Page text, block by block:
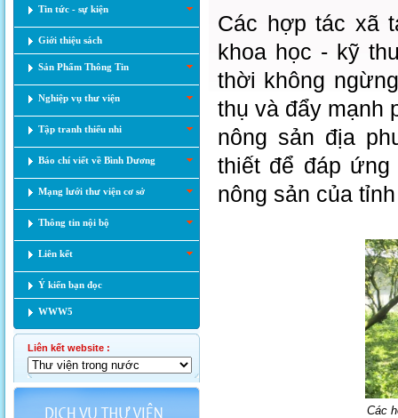
Tin tức - sự kiện
Giới thiệu sách
Sản Phẩm Thông Tin
Nghiệp vụ thư viện
Tập tranh thiếu nhi
Báo chí viết về Bình Dương
Mạng lưới thư viện cơ sở
Thông tin nội bộ
Liên kết
Ý kiến bạn đọc
WWW5
Liên kết website :
Các hợp tác xã
khoa học - kỹ
thời không
thụ và đẩy mạnh
nông sản địa
thiết để đáp
nông sản của
Các